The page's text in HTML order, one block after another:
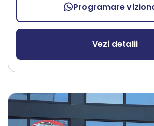
Programare
Vezi detalii